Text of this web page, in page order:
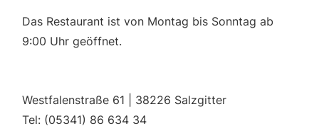
Das Restaurant ist von Montag bis Sonntag ab
9:00 Uhr geöffnet.
Westfalenstraße 61 | 38226 Salzgitter
Tel: (05341) 86 634 34